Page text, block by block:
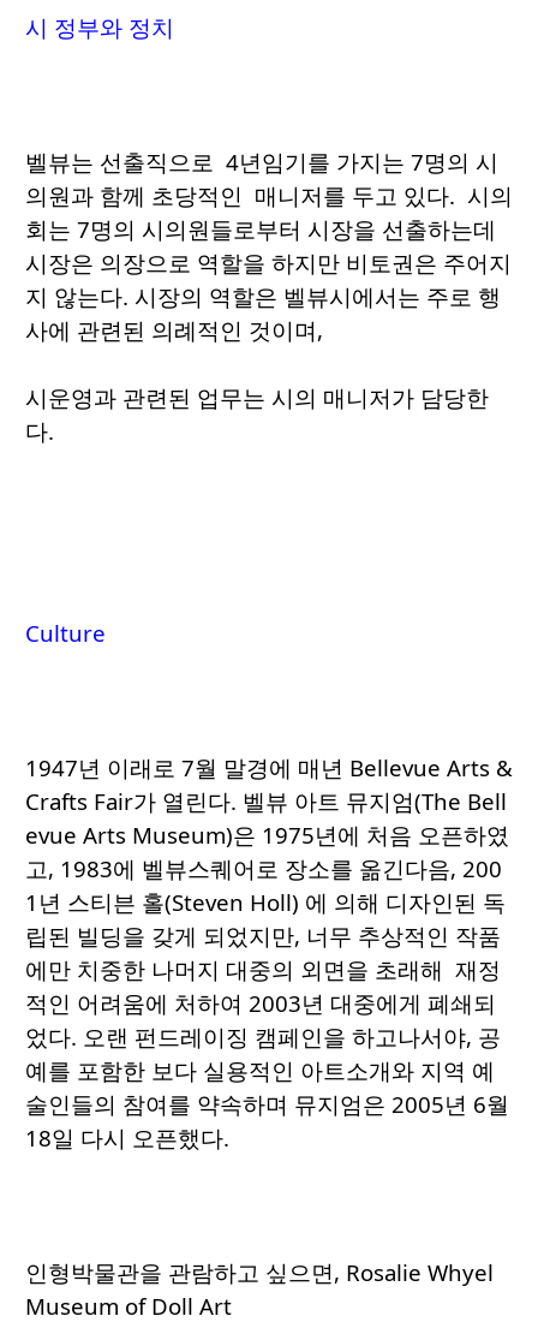
시 정부와 정치
벨뷰는 선출직으로 4년임기를 가지는 7명의 시
의원과 함께 초당적인 매니저를 두고 있다. 시의
회는 7명의 시의원들로부터 시장을 선출하는데
시장은 의장으로 역할을 하지만 비토권은 주어지
지 않는다. 시장의 역할은 벨뷰시에서는 주로 행
사에 관련된 의례적인 것이며,
시운영과 관련된 업무는 시의 매니저가 담당한
다.
Culture
1947년 이래로 7월 말경에 매년 Bellevue Arts &
Crafts Fair가 열린다. 벨뷰 아트 뮤지엄(The Bell
evue Arts Museum)은 1975년에 처음 오픈하였
고, 1983에 벨뷰스퀘어로 장소를 옮긴다음, 200
1년 스티븐 홀(Steven Holl) 에 의해 디자인된 독
립된 빌딩을 갖게 되었지만, 너무 추상적인 작품
에만 치중한 나머지 대중의 외면을 초래해 재정
적인 어려움에 처하여 2003년 대중에게 폐쇄되
었다. 오랜 펀드레이징 캠페인을 하고나서야, 공
예를 포함한 보다 실용적인 아트소개와 지역 예
술인들의 참여를 약속하며 뮤지엄은 2005년 6월
18일 다시 오픈했다.
인형박물관을 관람하고 싶으면, Rosalie Whyel
Museum of Doll Art